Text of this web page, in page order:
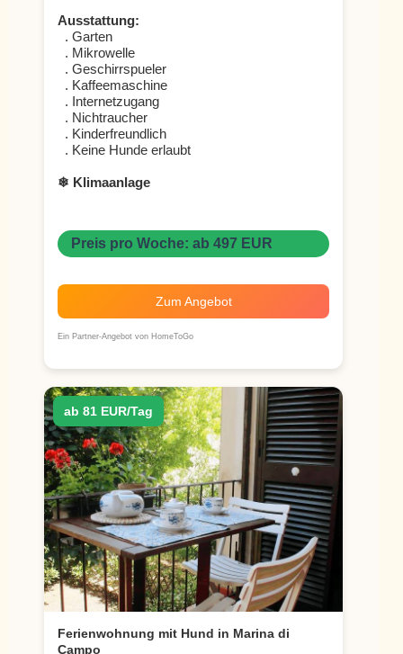
Ausstattung:
. Garten
. Mikrowelle
. Geschirrspueler
. Kaffeemaschine
. Internetzugang
. Nichtraucher
. Kinderfreundlich
. Keine Hunde erlaubt
❄ Klimaanlage
Preis pro Woche: ab 497 EUR
Zum Angebot
Ein Partner-Angebot von HomeToGo
ab 81 EUR/Tag
Ferienwohnung mit Hund in Marina di
Campo